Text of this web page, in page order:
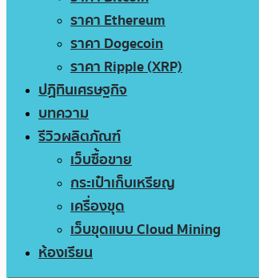
ราคา Ethereum
ราคา Dogecoin
ราคา Ripple (XRP)
ปฏิทินเศรษฐกิจ
บทความ
รีวิวผลิตภัณฑ์
เว็บซื้อขาย
กระเป๋าเก็บเหรียญ
เครื่องขุด
เว็บขุดแบบ Cloud Mining
ห้องเรียน